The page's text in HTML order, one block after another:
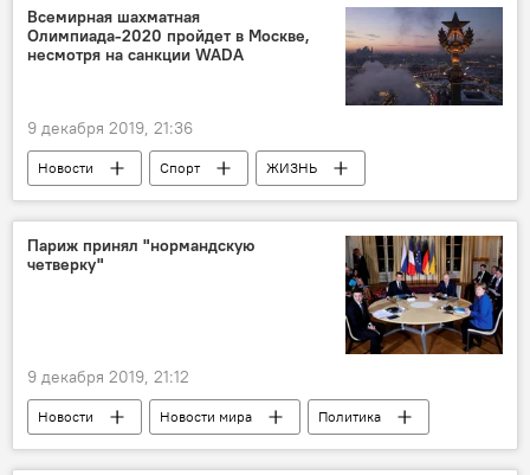
Россия
режиссер
награда
Кинофестиваль
Всемирная шахматная
Олимпиада-2020 пройдет в Москве,
несмотря на санкции WADA
9 декабря 2019, 21:36
Новости Спорт
ЖИЗНЬ
Россия
Новости мира
Россия
Шахматы
Олимпиада 2022
Всемирная шахматная олимпиада
Париж принял "нормандскую
четверку"
9 декабря 2019, 21:12
Новости Новости мира
Политика
Россия
Владимир Путин